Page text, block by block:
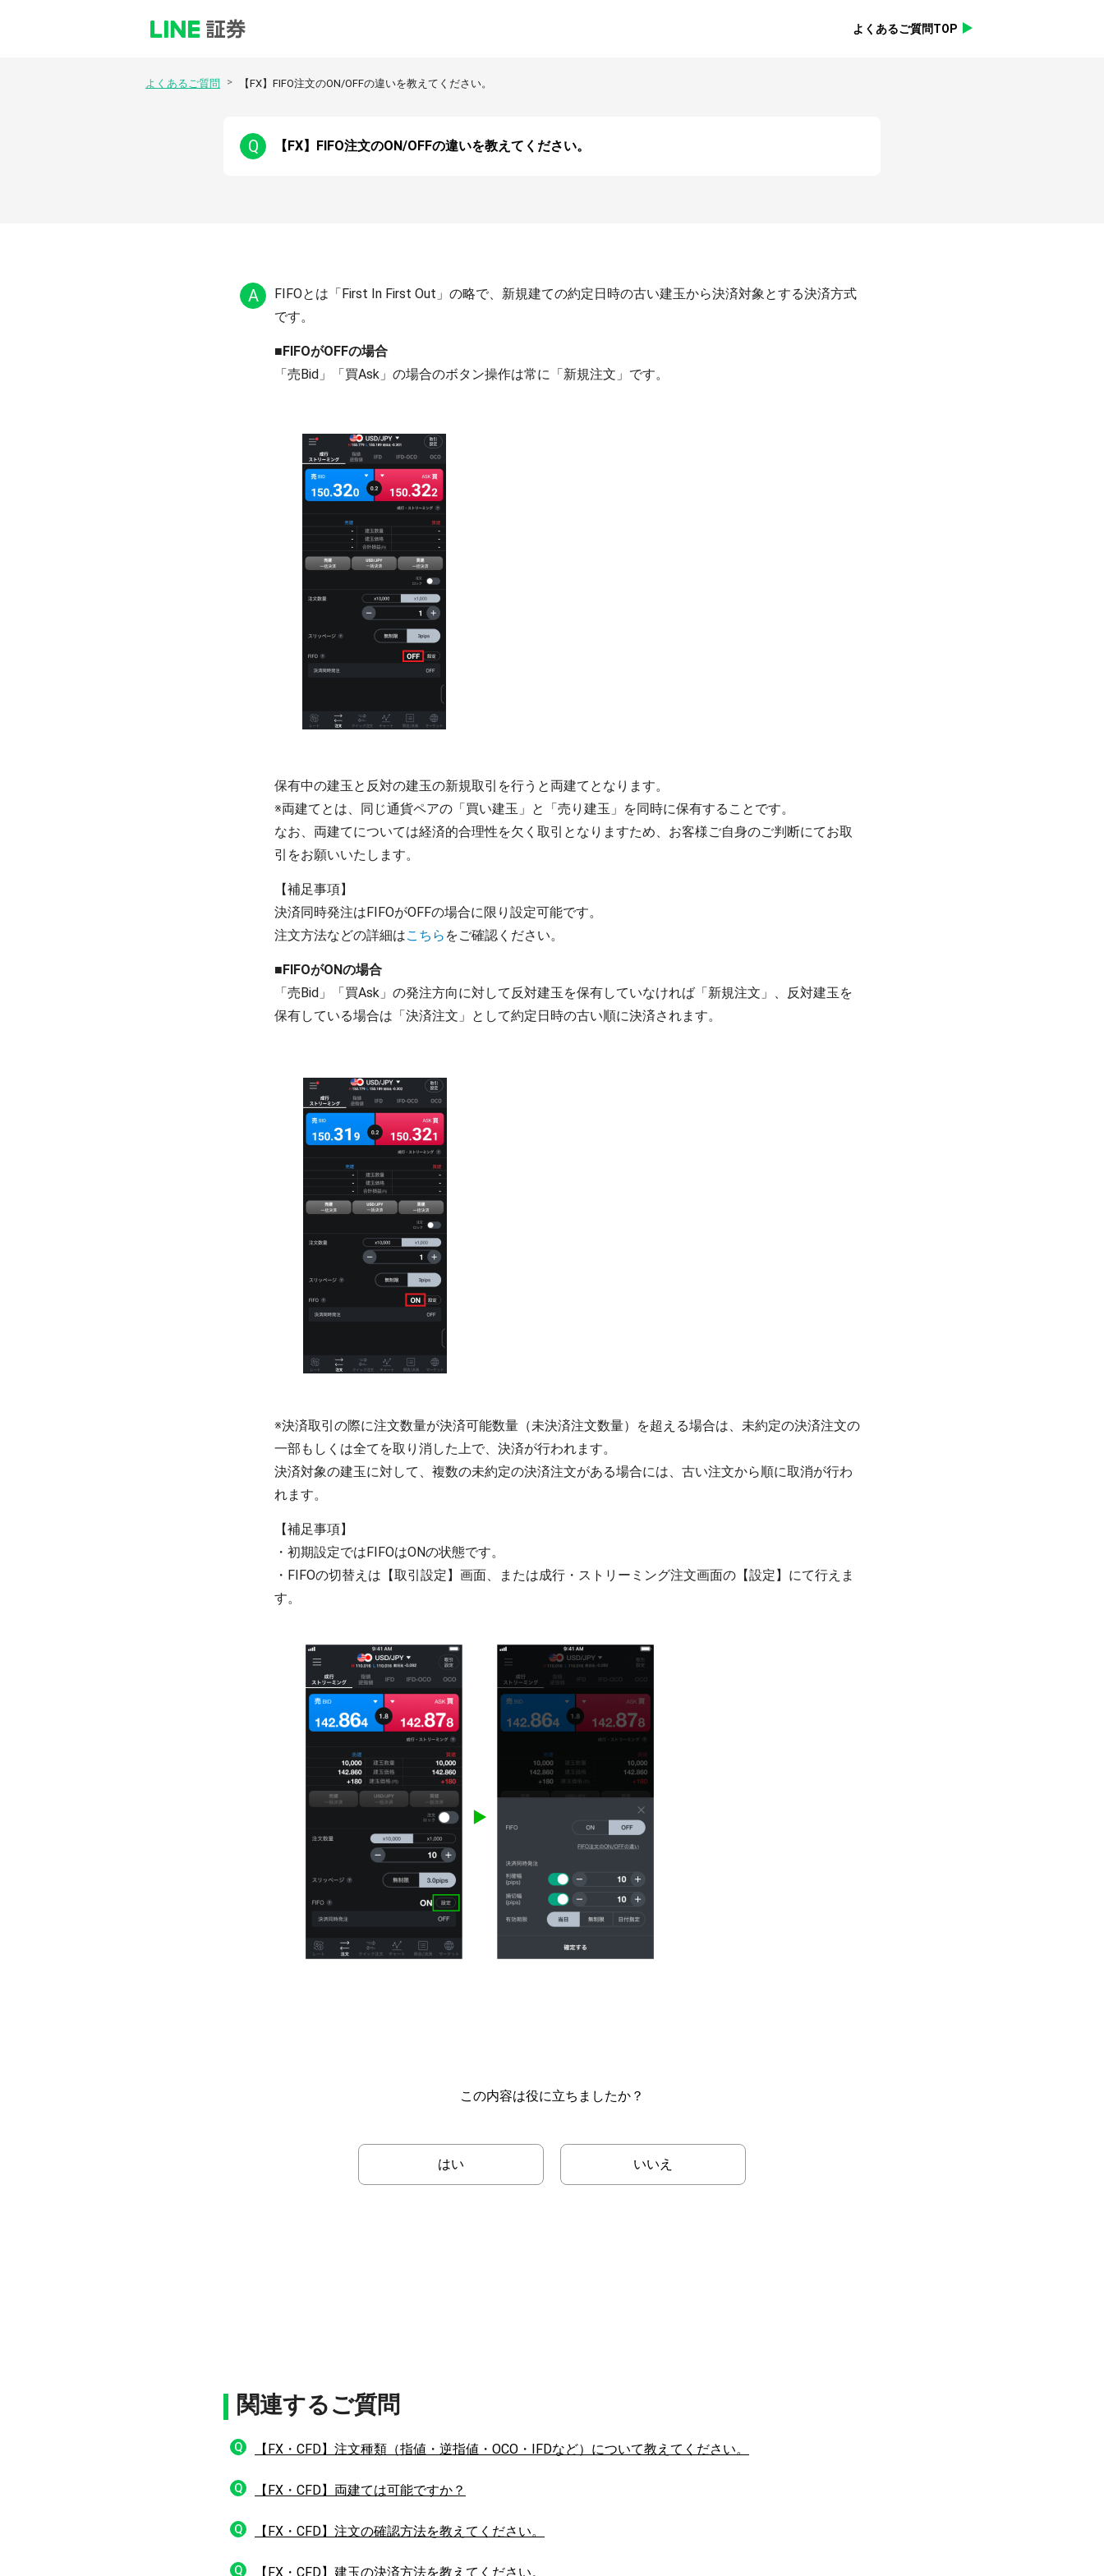
よくあるご質問TOP
よくあるご質問 > 【FX】FIFO注文のON/OFFの違いを教えてください。
Q 【FX】FIFO注文のON/OFFの違いを教えてください。
A
FIFOとは「First In First Out」の略で、新規建ての約定日時の古い建玉から決済対象とする決済方式
■FIFOがOFFの場合
「売Bid」「買Ask」の場合のボタン操作は常に「新規注文」です。
保有中の建玉と反対の建玉の新規取引を行うと両建てとなります。
※両建てとは、同じ通貨ペアの「買い建玉」と「売り建玉」を同時に保有することです。
なお、両建てについては経済的合理性を欠く取引となりますため、お客様ご自身のご判断にてお取
引をお願いいたします。
【補足事項】
決済同時発注はFIFOがOFFの場合に限り設定可能です。
注文方法などの詳細はこちら をご確認ください。
■FIFOがONの場合
「売Bid」「買Ask」の発注方向に対して反対建玉を保有していなければ「新規注文」、反対建玉を
保有している場合は「決済注文」として約定日時の古い順に決済されます。
※決済取引の際に注文数量が決済可能数量（未決済注文数量）を超える場合は、未約定の決済注文の
一部もしくは全てを取り消した上で、決済が行われます。
決済対象の建玉に対して、複数の未約定の決済注文がある場合には、古い注文から順に取消が行わ
【補足事項】
・初期設定ではFIFOはONの状態です。
・FIFOの切替えは【取引設定】画面、または成行・ストリーミング注文画面の【設定】にて行えま
す。
この内容は役に立ちましたか？
はい いいえ
関連するご質問
Q 【FX・CFD】注文種類（指値・逆指値・OCO・IFDなど）について教えてください。
Q 【FX・CFD】両建ては可能ですか？
Q 【FX・CFD】注文の確認方法を教えてください。
Q 【FX・CFD】建玉の決済方法を教えてください。